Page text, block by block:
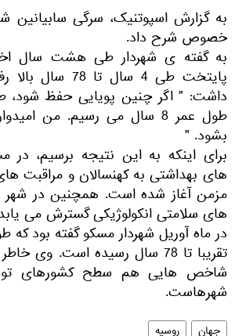
به گزارش اسپوتنیک، سرگی سابیانین
خصوص شرح داد.
به گفته ی شهردار طی هشت سال
پایتخت طی 4 سال
داشت: " اگر چنین پویایی حفظ شود،
طول عمر 8 سال می رسیم. من
بشود. "
برای اینکه به این نتیجه برسیم، در
های بهداشتی به کهنسالان و مراقبت
مزمن آغاز شده است. همچنین در شهر
های سلامتی انکولوژیکی گسترش می
در ماه آوریل شهردار مسکو گفته بود
تقریبا تا 78 سال رسیده است.
شاخص هایی هم سطح کشورهای
شهرهاست.
جهان روسیه